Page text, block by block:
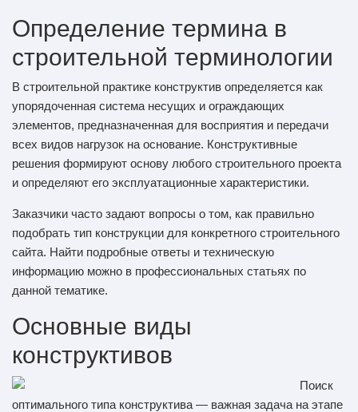
Определение термина в
строительной терминологии
В строительной практике конструктив определяется как
упорядоченная система несущих и ограждающих
элементов, предназначенная для восприятия и передачи
всех видов нагрузок на основание. Конструктивные
решения формируют основу любого строительного проекта
и определяют его эксплуатационные характеристики.
Заказчики часто задают вопросы о том, как правильно
подобрать тип конструкции для конкретного строительного
сайта. Найти подробные ответы и техническую
информацию можно в профессиональных статьях по
данной тематике.
Основные виды
конструктивов
Поиск
оптимального типа конструктива — важная задача на этапе